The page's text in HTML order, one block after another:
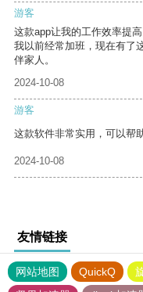
游客
这款app让我的工作效率提
我以前经常加班，现在有了
伴家人。
2024-10-08
游客
这款软件非常实用，可以帮
2024-10-08
友情链接
网站地图 QuickQ